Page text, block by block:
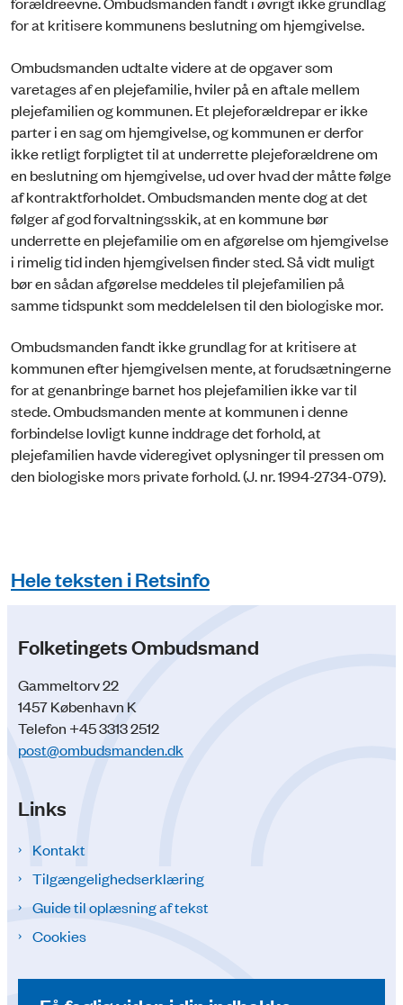
for at kritisere kommunens beslutning om hjemgivelse.
Ombudsmanden udtalte videre at de opgaver som
varetages af en plejefamilie, hviler på en aftale mellem
plejefamilien og kommunen. Et plejeforældrepar er ikke
parter i en sag om hjemgivelse, og kommunen er derfor
ikke retligt forpligtet til at underrette plejeforældrene om
en beslutning om hjemgivelse, ud over hvad der måtte følge
af kontraktforholdet. Ombudsmanden mente dog at det
følger af god forvaltningsskik, at en kommune bør
underrette en plejefamilie om en afgørelse om hjemgivelse
i rimelig tid inden hjemgivelsen finder sted. Så vidt muligt
bør en sådan afgørelse meddeles til plejefamilien på
samme tidspunkt som meddelelsen til den biologiske mor.
Ombudsmanden fandt ikke grundlag for at kritisere at
kommunen efter hjemgivelsen mente, at forudsætningerne
for at genanbringe barnet hos plejefamilien ikke var til
stede. Ombudsmanden mente at kommunen i denne
forbindelse lovligt kunne inddrage det forhold, at
plejefamilien havde videregivet oplysninger til pressen om
den biologiske mors private forhold. (J. nr. 1994-2734-079).
Hele teksten i Retsinfo
Folketingets Ombudsmand
Gammeltorv 22
1457 København K
Telefon +45 3313 2512
post@ombudsmanden.dk
Links
Kontakt
Tilgængelighedserklæring
Guide til oplæsning af tekst
Cookies